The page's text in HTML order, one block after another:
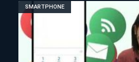
SMARTPHONE